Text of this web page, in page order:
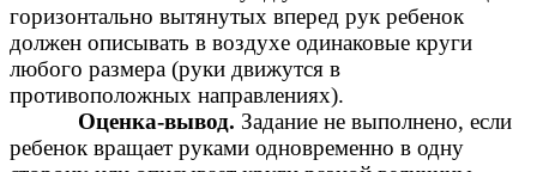
горизонтально вытянутых вперед рук ребенок
должен описывать в воздухе одинаковые круги
любого размера (руки движутся в
противоположных направлениях).
Оценка-вывод. Задание не выполнено, если
ребенок вращает руками одновременно в одну